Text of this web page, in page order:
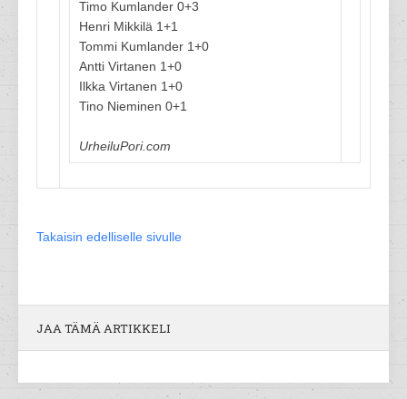
Timo Kumlander 0+3
Henri Mikkilä 1+1
Tommi Kumlander 1+0
Antti Virtanen 1+0
Ilkka Virtanen 1+0
Tino Nieminen 0+1
UrheiluPori.com
Takaisin edelliselle sivulle
JAA TÄMÄ ARTIKKELI